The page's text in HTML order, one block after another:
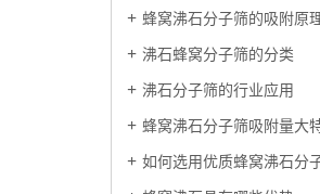
蜂窝沸石分子筛的吸附原
沸石蜂窝分子筛的分类
沸石分子筛的行业应用
蜂窝沸石分子筛吸附量大
如何选用优质蜂窝沸石分